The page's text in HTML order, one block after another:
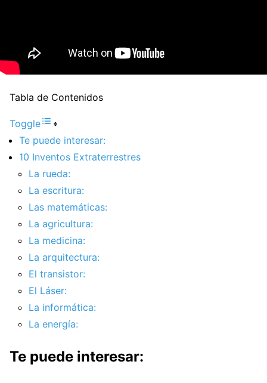
Tabla de Contenidos
Toggle
Te puede interesar:
10 Inventos Extraterrestres
La rueda:
La escritura:
Las matemáticas:
La agricultura:
La medicina:
La arquitectura:
El transistor:
El Láser:
La informática:
La energía:
Te puede interesar: